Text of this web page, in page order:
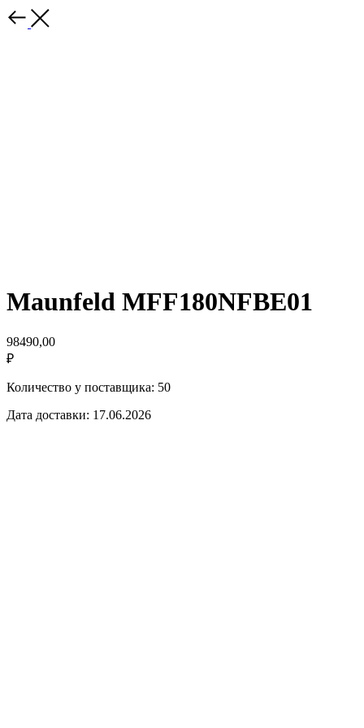
Maunfeld MFF180NFBE01
98490,00
₽
Количество у поставщика: 50
Дата доставки: 17.06.2026